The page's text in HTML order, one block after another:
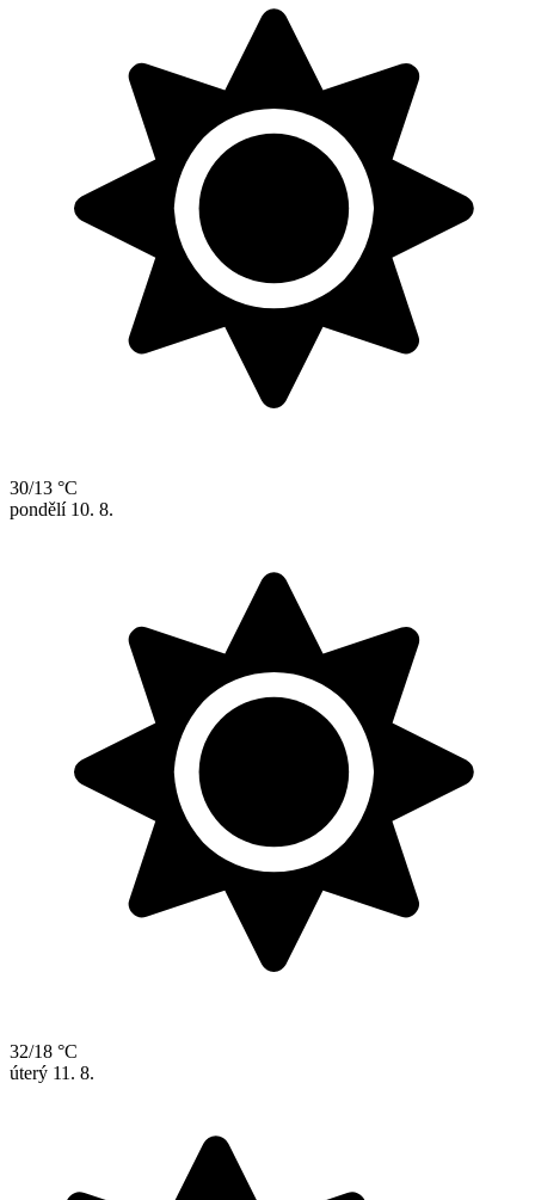
30/13 °C
pondělí 10. 8.
32/18 °C
úterý 11. 8.